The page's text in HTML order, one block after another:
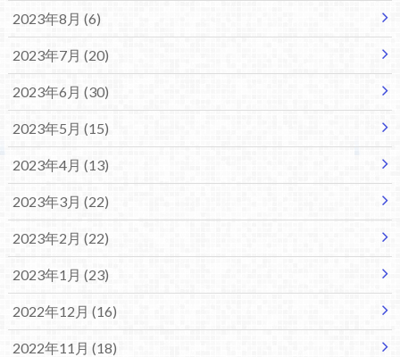
2023年8月 (6)
2023年7月 (20)
2023年6月 (30)
2023年5月 (15)
2023年4月 (13)
2023年3月 (22)
2023年2月 (22)
2023年1月 (23)
2022年12月 (16)
2022年11月 (18)